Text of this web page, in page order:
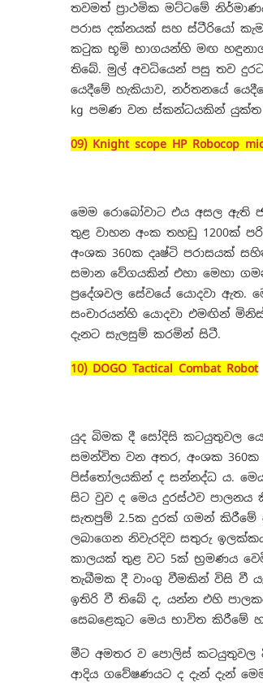
තවමත් ප්‍රාථමික මට්ටමේ
පරාස දක්නයක් සහ ස්ටීරියෝ
කටුක භූමි භාගයන්හි මඟ
තිබේ. මුල් අවධියෙන් පසු තව
යෙදීමේ හැකියාව, නර්තනයේ
kg පමණ වන ස්කන්ධයකින් යුක්ත
09) Knight scope HP Robocop
මෙම රොබෝවාට එය අසල ඇති
තුළ වාහන අංක තහඩු 1200ක්
අංශක 360ක දෘෂ්ටි පරාසයක්
සමාන වේගයකින් එහා මෙහා
ප්‍රදේශවල සේවයේ යොදවා
සංචාරයන්හි යොදවා එමඟින්
දැනට සැලසුම් කරමින් සිටී.
10) DOGO Tactical Combat Robot
යුද බිමක දී සෝදිසි කටයුතුවල
සමන්විත වන අතර, අංශක
පිස්තෝලයකින් ද සන්නද්ධ ය.
සිට වුව ද මෙය දුරස්ථව
සැතපුම් 2.5ක දුරක් ගමන්
ලබාගෙන නිවැරදිව සතුරු
කාලයක් තුළ වට 5ක් භ්‍රමණය
තැබීමක දී වාංගු වීමකින් විසි වී
ඉතිරි වී තිබේ ද, යන්න එහි
සෙබළෙකුට මෙය භාවිත කිරීමේ
මීට අමතර ව පොලිස් කටයුතුවල
ආදිය ගවේෂණයට ද දැන් දැන්